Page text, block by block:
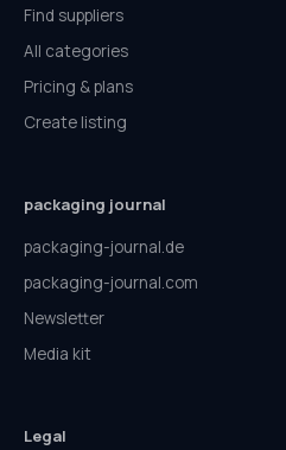
Find suppliers
All categories
Pricing & plans
Create listing
packaging journal
packaging-journal.de
packaging-journal.com
Newsletter
Media kit
Legal